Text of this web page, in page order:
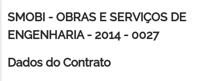
navegação
SMOBI - OBRAS E SERVIÇOS DE
ENGENHARIA - 2014 - 0027
Dados do Contrato